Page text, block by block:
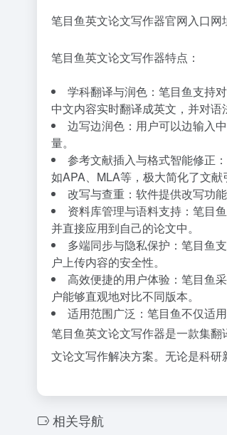
笔目鱼英文论文写作器官网入口网
笔目鱼英文论文写作器特点：
学科翻译与润色：笔目鱼支持
中文内容实时翻译成英文，并对语
边写边润色：用户可以边输入
量。
参考文献插入与格式智能修正
如APA、MLA等，极大简化了文献
改写与查重：软件提供改写功
资料库管理与语料支持：笔目
并直接应用到自己的论文中。
多端同步与隐私保护：笔目鱼
户上传内容的安全性。
高效便捷的用户体验：笔目鱼
户能够直观地对比不同版本。
适用范围广泛：笔目鱼不仅适
笔目鱼英文论文写作器是一款集
文论文写作解决方案。无论是科研
相关导航